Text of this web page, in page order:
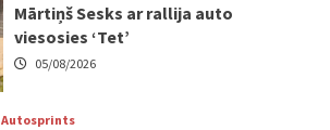
Mārtiņš Sesks ar rallija auto
viesosies ‘Tet’
05/08/2026
Autosprints